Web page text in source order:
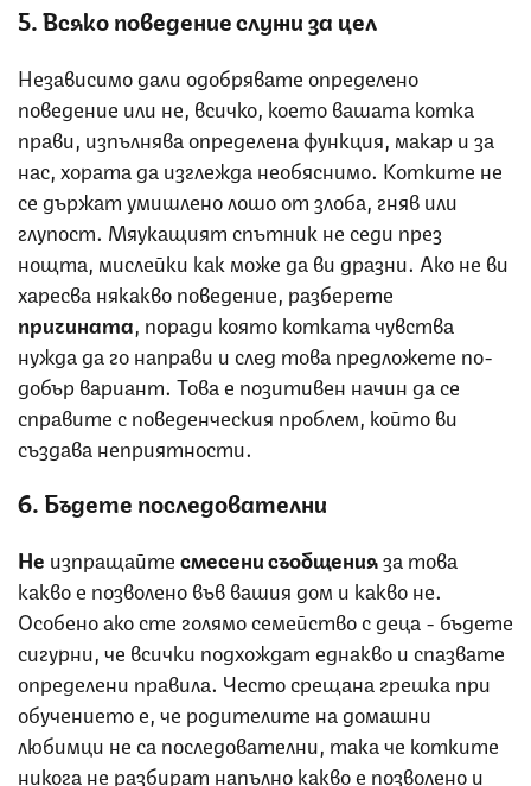
5. Всяко поведение служи за цел
Независимо дали одобрявате определено
поведение или не, всичко, което вашата котка
прави, изпълнява определена функция, макар и за
нас, хората да изглежда необяснимо. Котките не
се държат умишлено лошо от злоба, гняв или
глупост. Мяукащият спътник не седи през
нощта, мислейки как може да ви дразни. Ако не ви
харесва някакво поведение, разберете
причината , поради която котката чувства
нужда да го направи и след това предложете по-
добър вариант. Това е позитивен начин да се
справите с поведенческия проблем, който ви
създава неприятности.
6. Бъдете последователни
Не изпращайтесмесени съобщенияза това
какво е позволено във вашия дом и какво не.
Особено ако сте голямо семейство с деца - бъдете
сигурни, че всички подхождат еднакво и спазвате
определени правила. Често срещана грешка при
обучението е, че родителите на домашни
любимци не са последователни, така че котките
никога не разбират напълно какво е позволено и